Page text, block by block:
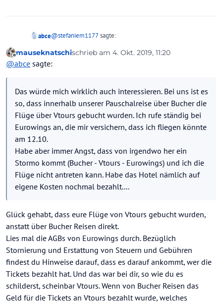
abce@stefaniem1177sagte:
so, dass innerhalb unserer Pauschalreise über Bucher die
Flüge über Vtours gebucht wurden. Ich rufe ständig bei
Eurowings an, die mir versichern, dass ich fliegen könnte
am 12.10.
Habe aber immer Angst, dass von irgendwo her ein Stormo
Kosten nochmal bezahlt....
Offline
mauseknatschischrieb am 4. Okt. 2019, 11:20
zuletzt editiert von
@abce sagte:
Das würde mich wirklich auch interessieren. Bei uns ist es
so, dass innerhalb unserer Pauschalreise über Bucher die
Flüge über Vtours gebucht wurden. Ich rufe ständig bei
Eurowings an, die mir versichern, dass ich fliegen könnte
am 12.10.
Habe aber immer Angst, dass von irgendwo her ein
Stormo kommt (Bucher - Vtours - Eurowings) und ich die
Flüge nicht antreten kann. Habe das Hotel nämlich auf
eigene Kosten nochmal bezahlt....
Glück gehabt, dass eure Flüge von Vtours gebucht wurden,
anstatt über Bucher Reisen direkt.
Lies mal die AGBs von Eurowings durch. Bezüglich
Stornierung und Erstattung von Steuern und Gebühren
findest du Hinweise darauf, dass es darauf ankommt, wer die
Tickets bezahlt hat. Und das war bei dir, so wie du es
schilderst, scheinbar Vtours. Wenn von Bucher Reisen das
Geld für die Tickets an Vtours bezahlt wurde, welches